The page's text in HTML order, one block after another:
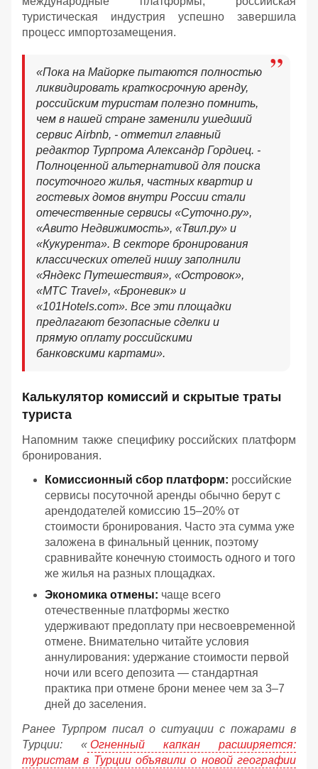
туристическая индустрия успешно завершила
процесс импортозамещения.
«Пока на Майорке пытаются полностью
ликвидировать краткосрочную аренду,
российским туристам полезно помнить,
чем в нашей стране заменили ушедший
сервис Airbnb, - отметил главный
редактор Турпрома Александр Гордиец. -
Полноценной альтернативой для поиска
посуточного жилья, частных квартир и
гостевых домов внутри России стали
отечественные сервисы «Суточно.ру»,
«Авито Недвижимость», «Твил.ру» и
«Кукурента». В секторе бронирования
классических отелей нишу заполнили
«Яндекс Путешествия», «Островок»,
«МТС Travel», «Броневик» и
«101Hotels.com». Все эти площадки
предлагают безопасные сделки и
прямую оплату российскими
банковскими картами».
Калькулятор комиссий и скрытые траты
туриста
Напомним также специфику российских платформ
бронирования.
Комиссионный сбор платформ: российские
сервисы посуточной аренды обычно берут с
арендодателей комиссию 15–20% от
стоимости бронирования. Часто эта сумма уже
заложена в финальный ценник, поэтому
сравнивайте конечную стоимость одного и того
же жилья на разных площадках.
Экономика отмены: чаще всего
отечественные платформы жестко
удерживают предоплату при несвоевременной
отмене. Внимательно читайте условия
аннулирования: удержание стоимости первой
ночи или всего депозита — стандартная
практика при отмене брони менее чем за 3–7
дней до заселения.
Ранее Турпром писал о ситуации с пожарами в
Турции: « Огненный капкан расширяется:
туристам в Турции объявили о новой географии